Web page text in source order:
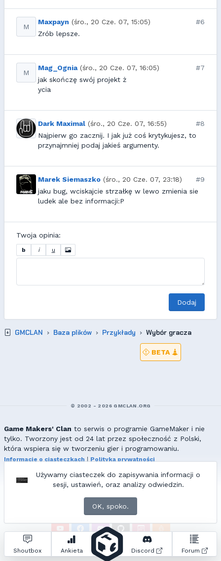
M
Maxpayn (śro., 20 Cze. 07, 15:05)
#6
Zrób lepsze.
M
Mag_Ognia (śro., 20 Cze. 07, 16:05)
#7
jak skończę swój projekt ż
ycia
Dark Maximal (śro., 20 Cze. 07, 16:55)
#8
Najpierw go zacznij. I jak już coś krytykujesz, to
przynajmniej podaj jakieś argumenty.
Marek Siemaszko (śro., 20 Cze. 07, 23:18)
#9
jaku bug, wciskajcie strzałkę w lewo zmienia sie
ludek ale bez informacji:P
Twoja opinia:
b i u
Dodaj
GMCLAN Baza plików Przykłady Wybór gracza
Używamy ciasteczek do zapisywania informacji o
sesji, ustawień, oraz analizy odwiedzin.
OK, spoko.
Shoutbox Ankieta Discord Forum
BETA
© 2002 - 2026 GMCLAN.ORG
Game Makers' Clan to serwis o programie GameMaker i nie
tylko. Tworzony jest od 24 lat przez społeczność z Polski,
która wspiera się w tworzeniu gier i programowaniu.
Informacje o ciasteczkach
Polityka prywatności
Wszelkie prawa zastrzeżone. Kopiowanie materiałów bez zgody
redakcji zabronione!
ZNAJDZIESZ NAS TAKŻE NA:
Zapytań do bazy: • Czas generowania: